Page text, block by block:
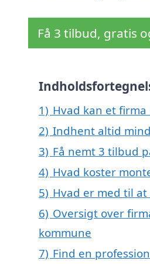
Få 3 tilbud, gratis
1) Hvad kan et
2) Indhent altid
3) Få nemt 3 tilbud
4) Hvad koster
5) Hvad er med til
6) Oversigt over
kommune
7) Find en